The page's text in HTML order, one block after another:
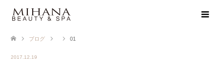
ブログ 01
2017.12.19